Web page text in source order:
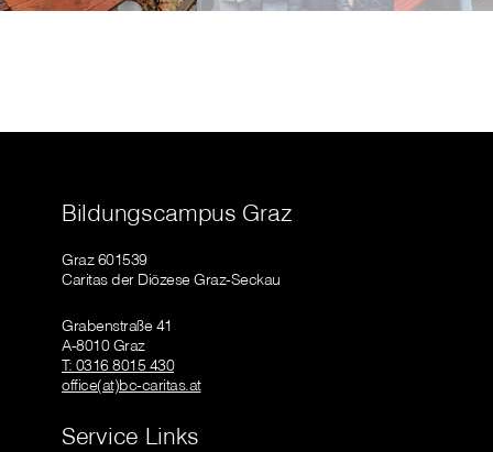
Bildungscampus Graz
Graz 601539
Caritas der Diözese Graz-Seckau
Grabenstraße 41
A-8010 Graz
T: 0316 8015 430
office(at)bc-caritas.at
Service Links